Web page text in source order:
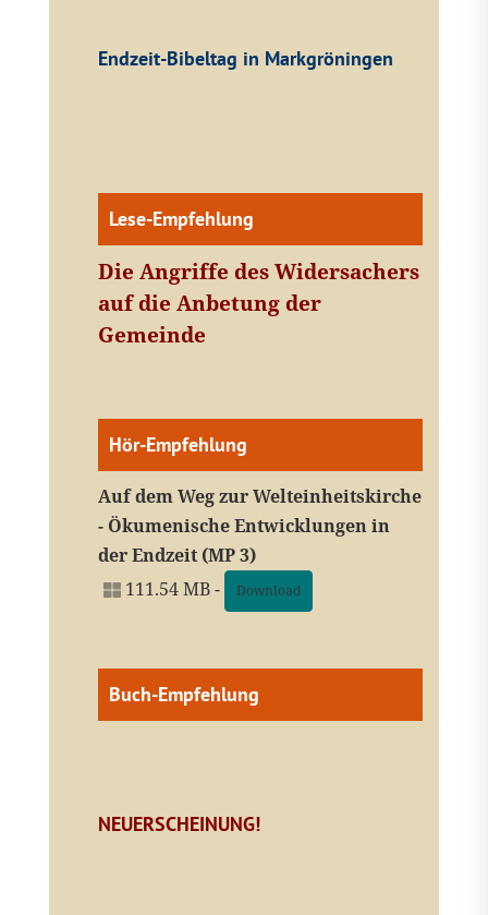
Endzeit-Bibeltag in Markgröningen
Lese-Empfehlung
Die Angriffe des Widersachers
auf die Anbetung der
Gemeinde
Hör-Empfehlung
Auf dem Weg zur Welteinheitskirche
- Ökumenische Entwicklungen in
der Endzeit (MP 3)
111.54 MB -
Download
Buch-Empfehlung
NEUERSCHEINUNG!